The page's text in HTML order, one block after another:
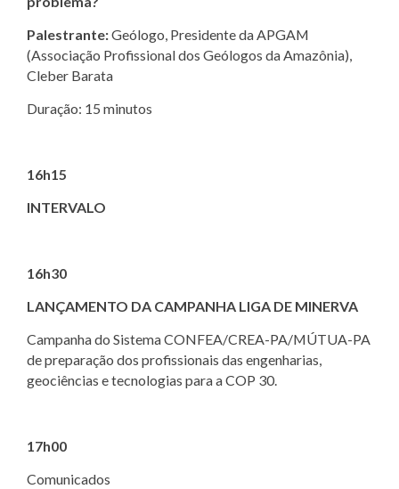
Palestrante:Geólogo, Presidente da APGAM
(Associação Profissional dos Geólogos da Amazônia),
Cleber Barata
Duração: 15 minutos
16h15
INTERVALO
16h30
LANÇAMENTO DA CAMPANHA LIGA DE MINERVA
Campanha do Sistema CONFEA/CREA-PA/MÚTUA-PA
de preparação dos profissionais das engenharias,
geociências e tecnologias para a COP 30.
17h00
Comunicados